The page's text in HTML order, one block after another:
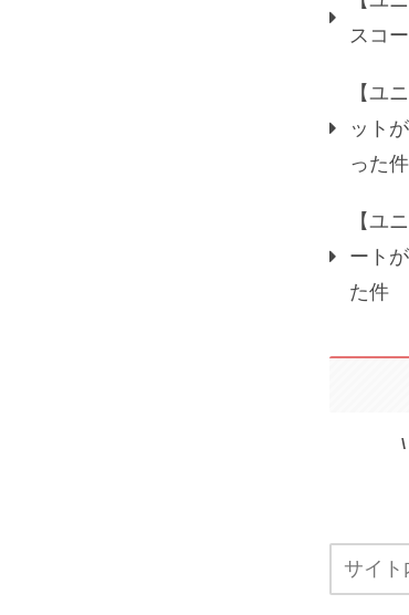
スコ
【ユ
ット
った件
【ユ
ート
た件